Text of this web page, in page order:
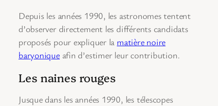
Depuis les années 1990, les astronomes tentent
d’observer directement les différents candidats
proposés pour expliquer la matière noire
baryoniqueafin d’estimer leur contribution.
Les naines rouges
Jusque dans les années 1990, les télescopes